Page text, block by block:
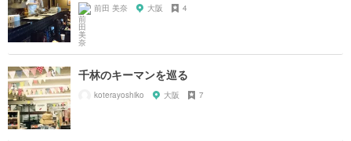
前田 美奈 大阪 4
千林のキーマンを巡る
koterayoshiko 大阪 7